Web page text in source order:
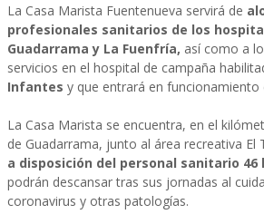
La Casa Marista Fuentenueva servirá de
profesionales sanitarios de los
Guadarrama y La Fuenfría, así como a
servicios en el hospital de campaña
Infantes y que entrará en funcionamiento
La Casa Marista se encuentra, en el
de Guadarrama, junto al área recreativa El
a disposición del personal sanitario 46
podrán descansar tras sus jornadas al
coronavirus y otras patologías.